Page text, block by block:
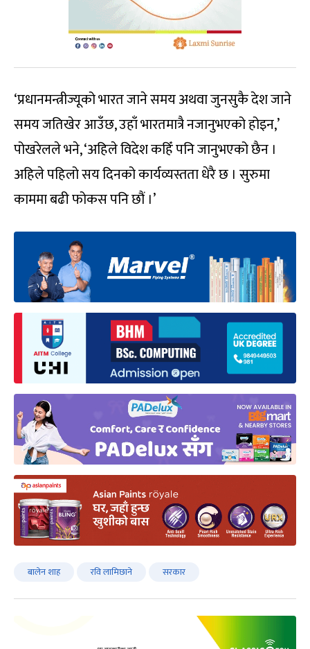
‘प्रधानमन्त्रीज्यूको भारत जाने समय अथवा जुनसुकै देश जाने
समय जतिखेर आउँछ, उहाँ भारतमात्रै नजानुभएको होइन,’
पोखरेलले भने, ‘अहिले विदेश कहिँ पनि जानुभएको छैन ।
अहिले पहिलो सय दिनको कार्यव्यस्तता धेरै छ । सुरुमा
काममा बढी फोकस पनि छौं ।’
बालेन शाह रवि लामिछाने सरकार